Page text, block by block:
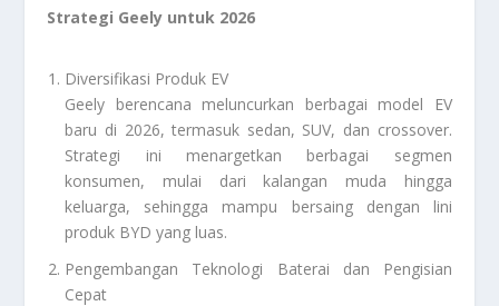
Strategi Geely untuk 2026
Diversifikasi Produk EV
Geely berencana meluncurkan berbagai model EV
baru di 2026, termasuk sedan, SUV, dan crossover.
Strategi ini menargetkan berbagai segmen
konsumen, mulai dari kalangan muda hingga
keluarga, sehingga mampu bersaing dengan lini
produk BYD yang luas.
Pengembangan Teknologi Baterai dan Pengisian
Cepat